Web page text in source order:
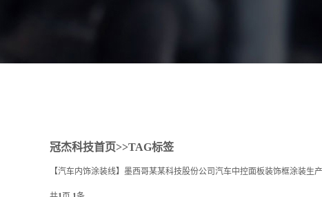
冠杰科技首页>>TAG标签
【汽车内饰涂装线】墨西哥某某科技股份公司汽车中控面板装饰框涂装生